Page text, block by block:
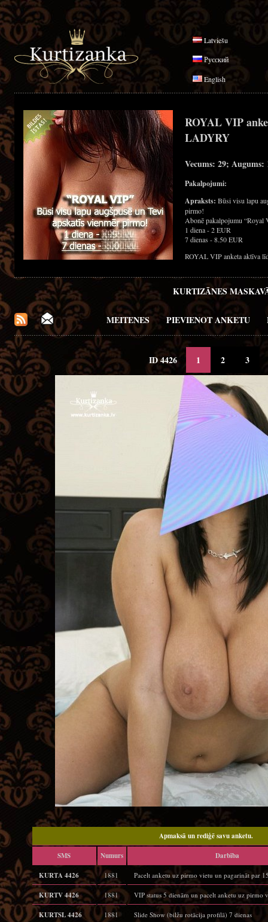
Latviešu
Русский
English
ROYAL VIP
LADYRY
Vecums: 29;
Pakalpojumi:
Apraksts: Būsi visu lapu
pirmo!
Abonē pakalpojumu “Royal
1 diena - 2 EUR
7 dienas - 8.50 EUR
ROYAL VIP anketa aktīva
KURTIZĀNES
MEITENES PIEVIENOT ANKETU
ID 4426 1 2 3
Apmaksā un rediģē savu anketu.
SMS Numurs Darbība
KURTA 4426 1881 Pacelt anketu uz pirmo vietu un pagarināt par
KURTV 4426 1881 VIP status 5 dienām un pacelt anketu uz pirmo
KURTSL 4426 1881 Slide Show (bilžu rotācija profilā) 7 dienas